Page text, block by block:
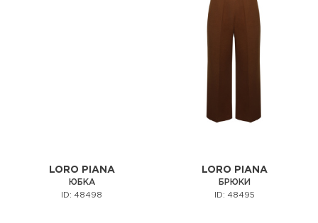
LORO PIANA
ЮБКА
ID: 48498
LORO PIANA
БРЮКИ
ID: 48495